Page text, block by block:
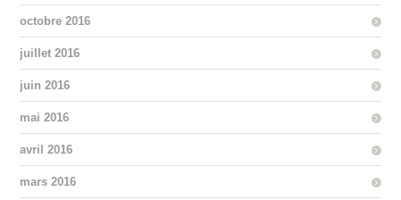
octobre 2016
juillet 2016
juin 2016
mai 2016
avril 2016
mars 2016